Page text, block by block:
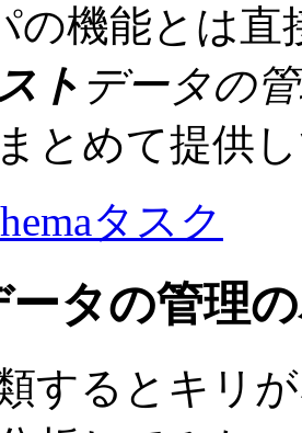
の機能とは
ト データの
とめて提供
タスク
ータの管理
するとキリ